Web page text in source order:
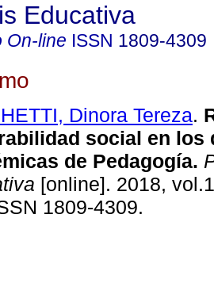
Educativa
On-line ISSN 1809-4309
Dinora Tereza.
social en los
de Pedagogía.
[online]. 2018,
1809-4309.